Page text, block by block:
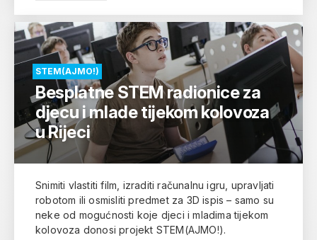
STEM(AJMO!)
Besplatne STEM radionice za
djecu i mlade tijekom kolovoza
u Rijeci
Snimiti vlastiti film, izraditi računalnu igru, upravljati
robotom ili osmisliti predmet za 3D ispis – samo su
neke od mogućnosti koje djeci i mladima tijekom
kolovoza donosi projekt STEM(AJMO!).